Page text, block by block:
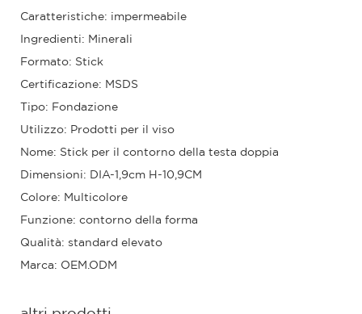
Caratteristiche: impermeabile
Ingredienti: Minerali
Formato: Stick
Certificazione: MSDS
Tipo: Fondazione
Utilizzo: Prodotti per il viso
Nome: Stick per il contorno della testa doppia
Dimensioni: DIA-1,9cm H-10,9CM
Colore: Multicolore
Funzione: contorno della forma
Qualità: standard elevato
Marca: OEM.ODM